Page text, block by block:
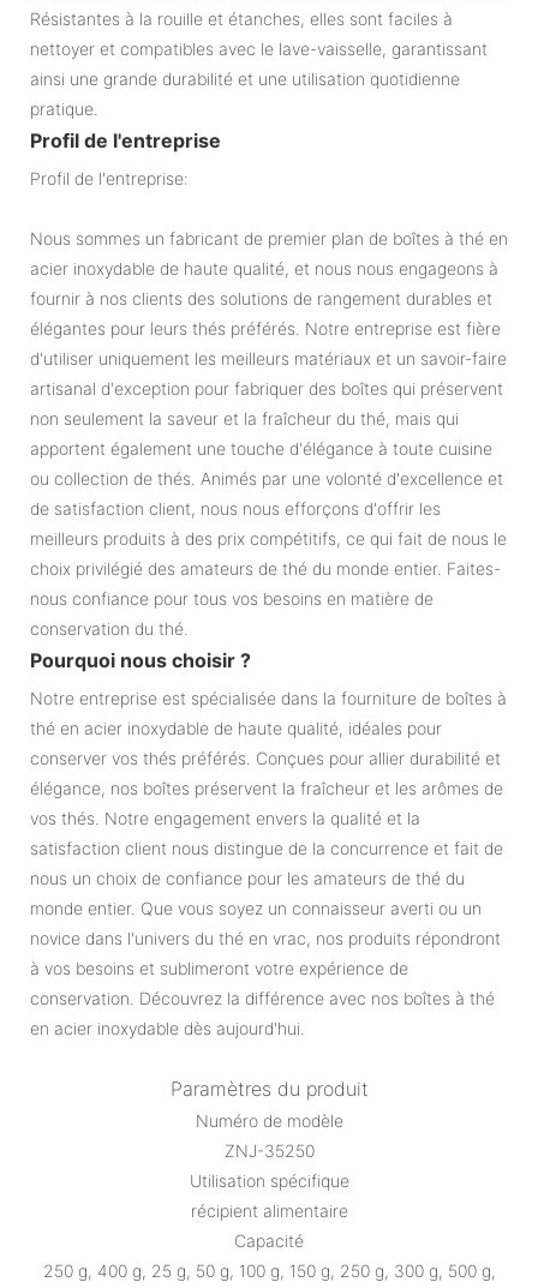
Résistantes à la rouille et étanches, elles sont faciles à
nettoyer et compatibles avec le lave-vaisselle, garantissant
ainsi une grande durabilité et une utilisation quotidienne
pratique.
Profil de l'entreprise
Profil de l'entreprise:
Nous sommes un fabricant de premier plan de boîtes à thé en
acier inoxydable de haute qualité, et nous nous engageons à
fournir à nos clients des solutions de rangement durables et
élégantes pour leurs thés préférés. Notre entreprise est fière
d'utiliser uniquement les meilleurs matériaux et un savoir-faire
artisanal d'exception pour fabriquer des boîtes qui préservent
non seulement la saveur et la fraîcheur du thé, mais qui
apportent également une touche d'élégance à toute cuisine
ou collection de thés. Animés par une volonté d'excellence et
de satisfaction client, nous nous efforçons d'offrir les
meilleurs produits à des prix compétitifs, ce qui fait de nous le
choix privilégié des amateurs de thé du monde entier. Faites-
nous confiance pour tous vos besoins en matière de
conservation du thé.
Pourquoi nous choisir ?
Notre entreprise est spécialisée dans la fourniture de boîtes à
thé en acier inoxydable de haute qualité, idéales pour
conserver vos thés préférés. Conçues pour allier durabilité et
élégance, nos boîtes préservent la fraîcheur et les arômes de
vos thés. Notre engagement envers la qualité et la
satisfaction client nous distingue de la concurrence et fait de
nous un choix de confiance pour les amateurs de thé du
monde entier. Que vous soyez un connaisseur averti ou un
novice dans l'univers du thé en vrac, nos produits répondront
à vos besoins et sublimeront votre expérience de
conservation. Découvrez la différence avec nos boîtes à thé
en acier inoxydable dès aujourd'hui.
Paramètres du produit
Numéro de modèle
ZNJ-35250
Utilisation spécifique
récipient alimentaire
Capacité
250 g, 400 g, 25 g, 50 g, 100 g, 150 g, 250 g, 300 g, 500 g,